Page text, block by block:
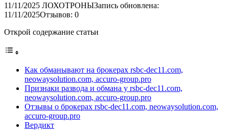
11/11/2025 ЛОХОТРОНЫЗапись обновлена:
11/11/2025Отзывов: 0
Открой содержание статьи
Как обманывают на брокерах rsbc-dec11.com,
neowaysolution.com, accuro-group.pro
Признаки развода и обмана у rsbc-dec11.com,
neowaysolution.com, accuro-group.pro
Отзывы о брокерах rsbc-dec11.com, neowaysolution.com,
accuro-group.pro
Вердикт